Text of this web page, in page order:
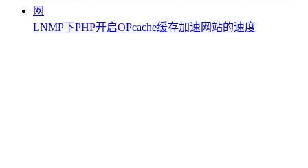
LNMP下PHP开启OPcache缓存加速网站的速度